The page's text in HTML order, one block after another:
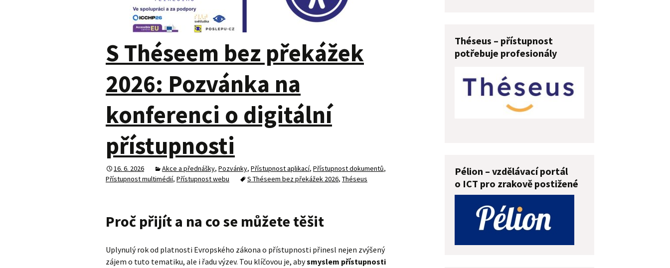
S Théseem bez překážek
2026: Pozvánka na
konferenci o digitální
přístupnosti
16. 6. 2026 Akce a přednášky, Pozvánky, Přístupnost aplikací, Přístupnost dokumentů,
Přístupnost multimédií, Přístupnost webu S Théseem bez překážek 2026, Théseus
Proč přijít a na co se můžete těšit
Uplynulý rok od platnosti Evropského zákona o přístupnosti přinesl nejen zvýšený
zájem o tuto tematiku, ale i řadu výzev. Tou klíčovou je, abysmyslem přístupnosti
Théseus – přístupnost
potřebuje profesionály
Pélion – vzdělávací portál
o ICT pro zrakově postižené